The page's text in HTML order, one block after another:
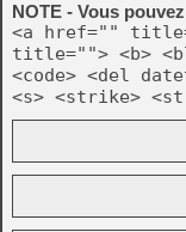
NOTE - Vous
<a href=""
title=""> <b>
<code> <del
<s> <strike>